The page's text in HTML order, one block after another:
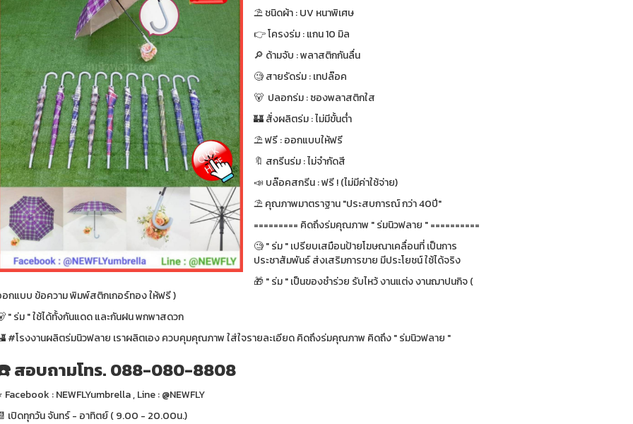
⛱ ชนิดผ้า : UV หนาพิเศษ
👉 โครงร่ม : แกน 10 มิล
🔎 ด้ามจับ : พลาสติกกันลื่น
🧐 สายรัดร่ม : เทปล๊อค
🐻 ปลอกร่ม : ซองพลาสติกใส
🏰 สั่งผลิตร่ม : ไม่มีขั้นต่ำ
⛱ ฟรี : ออกแบบให้ฟรี
🔖 สกรีนร่ม : ไม่จำกัดสี
📣 บล๊อคสกรีน : ฟรี ! (ไม่มีค่าใช้จ่าย)
⛱ คุณภาพมาตราฐาน "ประสบการณ์ กว่า 40ปี"
========= คิดถึงร่มคุณภาพ " ร่มนิวฟลาย " ==========
🧐 " ร่ม " เปรียบเสมือนป้ายโฆษณาเคลื่อนที่ เป็นการ
ประชาสัมพันธ์ ส่งเสริมการขาย มีประโยชน์ ใช้ได้จริง
🎁 " ร่ม " เป็นของชำร่วย รับไหว้ งานแต่ง งานฌาปนกิจ (
กแบบ ข้อความ พิมพ์สติกเกอร์ทอง ให้ฟรี )
" ร่ม " ใช้ได้ทั้งกันแดด และกันฝน พกพาสดวก
#โรงงานผลิตร่มนิวฟลาย เราผลิตเอง ควบคุมคุณภาพ ใส่ใจรายละเอียด คิดถึงร่มคุณภาพ คิดถึง " ร่มนิวฟลาย "
สอบถามโทร. 088-080-8808
Facebook : NEWFLYumbrella , Line : @NEWFLY
เปิดทุกวัน จันทร์ - อาทิตย์ ( 9.00 - 20.00น.)